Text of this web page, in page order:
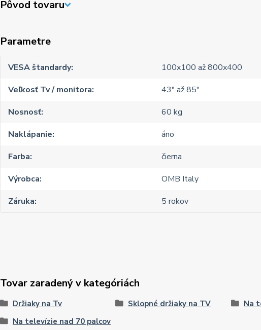
Pôvod tovaru
Parametre
VESA štandardy
100x100 až 800x400
Veľkosť Tv / monitora
43" až 85"
Nosnosť
60 kg
Naklápanie
áno
Farba
čierna
Výrobca
OMB Italy
Záruka
5 rokov
Tovar zaradený v kategóriách
Držiaky na Tv Sklopné držiaky na TV Na
Na televízie nad 70 palcov